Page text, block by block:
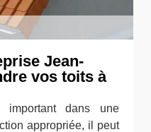
Jean-
vos toits à
dans une
appropriée, il peut